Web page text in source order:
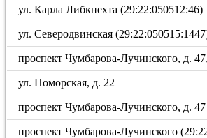
ул. Карла Либкнехта (29:22:050512:46)
ул. Северодвинская
проспект Чумбарова-Лучинского, д.
ул. Поморская, д. 22
проспект Чумбарова-Лучинского, д. 47
проспект Чумбарова-Лучинского